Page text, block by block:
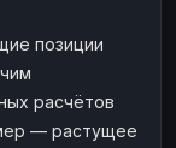
позиции
расчётов
— растущее